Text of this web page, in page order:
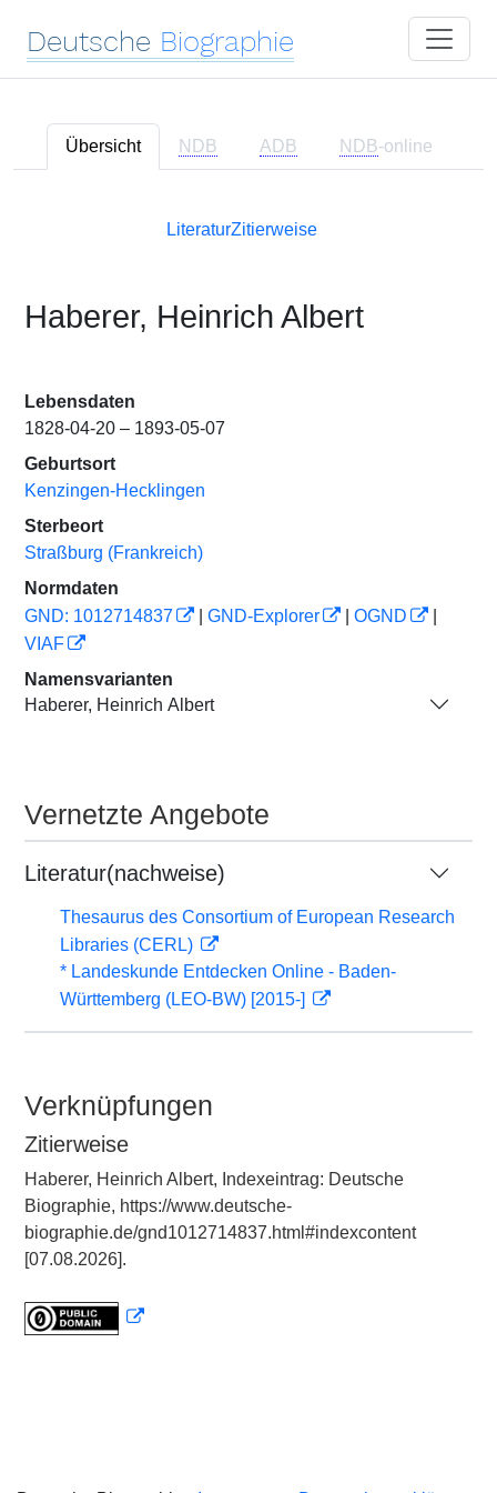
Deutsche Biographie
Übersicht NDB ADB NDB-online
LiteraturZitierweise
Haberer, Heinrich Albert
Lebensdaten
1828-04-20 – 1893-05-07
Geburtsort
Kenzingen-Hecklingen
Sterbeort
Straßburg (Frankreich)
Normdaten
GND: 1012714837
GND-Explorer OGND
VIAF
Namensvarianten
Haberer, Heinrich Albert
Vernetzte Angebote
Literatur(nachweise)
Thesaurus des Consortium of European Research
Libraries (CERL)
* Landeskunde Entdecken Online - Baden-
Württemberg (LEO-BW) [2015-]
Verknüpfungen
Zitierweise
Haberer, Heinrich Albert, Indexeintrag: Deutsche
Biographie, https://www.deutsche-
biographie.de/gnd1012714837.html#indexcontent
[07.08.2026].